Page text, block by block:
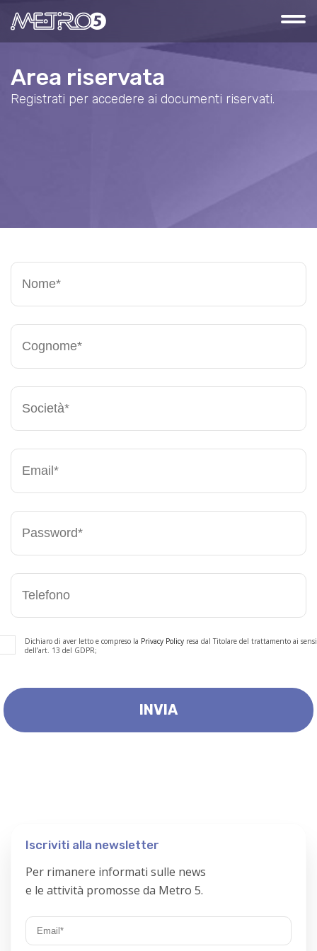
Area riservata
Registrati per accedere ai documenti riservati.
Dichiaro di aver letto e compreso la Privacy Policy resa dal Titolare del trattamento ai sensi
dell’art. 13 del GDPR;
Iscriviti alla newsletter
Per rimanere informati sulle news
e le attività promosse da Metro 5.